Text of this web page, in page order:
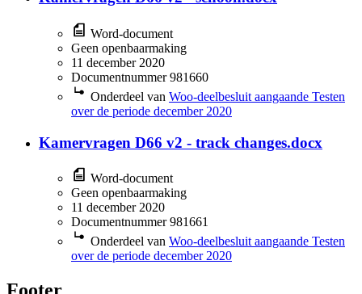
Word-document
Geen openbaarmaking
11 december 2020
Documentnummer 981660
Onderdeel van Woo-deelbesluit aangaande Testen
over de periode december 2020
Kamervragen D66 v2 - track changes.docx
Word-document
Geen openbaarmaking
11 december 2020
Documentnummer 981661
Onderdeel van Woo-deelbesluit aangaande Testen
over de periode december 2020